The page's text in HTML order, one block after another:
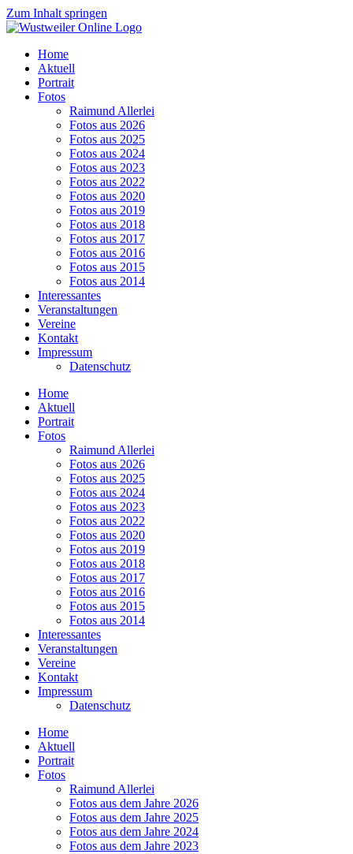
Zum Inhalt springen
Home
Aktuell
Portrait
Fotos
Raimund Allerlei
Fotos aus 2026
Fotos aus 2025
Fotos aus 2024
Fotos aus 2023
Fotos aus 2022
Fotos aus 2020
Fotos aus 2019
Fotos aus 2018
Fotos aus 2017
Fotos aus 2016
Fotos aus 2015
Fotos aus 2014
Interessantes
Veranstaltungen
Vereine
Kontakt
Impressum
Datenschutz
Home
Aktuell
Portrait
Fotos
Raimund Allerlei
Fotos aus 2026
Fotos aus 2025
Fotos aus 2024
Fotos aus 2023
Fotos aus 2022
Fotos aus 2020
Fotos aus 2019
Fotos aus 2018
Fotos aus 2017
Fotos aus 2016
Fotos aus 2015
Fotos aus 2014
Interessantes
Veranstaltungen
Vereine
Kontakt
Impressum
Datenschutz
Home
Aktuell
Portrait
Fotos
Raimund Allerlei
Fotos aus dem Jahre 2026
Fotos aus dem Jahre 2025
Fotos aus dem Jahre 2024
Fotos aus dem Jahre 2023